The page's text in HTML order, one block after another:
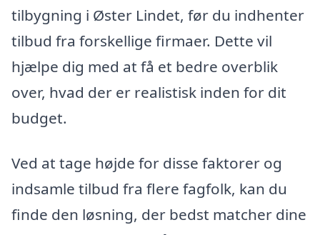
tilbygning i Øster Lindet, før du indhenter
tilbud fra forskellige firmaer. Dette vil
hjælpe dig med at få et bedre overblik
over, hvad der er realistisk inden for dit
budget.
Ved at tage højde for disse faktorer og
indsamle tilbud fra flere fagfolk, kan du
finde den løsning, der bedst matcher dine